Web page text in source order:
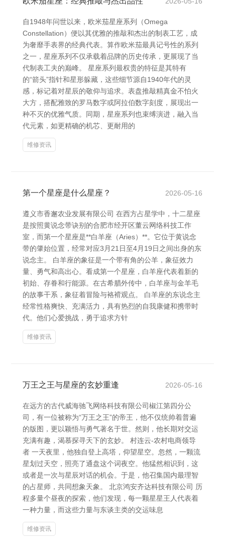
自1948年问世以来，欧米茄星座系列（Omega
Constellation）便以其优雅的推敲和杰出的制表工艺，成
为奢靡手表界的经典代表。算作欧米茄最具记号性的系列
之一，星座系列不仅承载着品牌的历史传承，更展现了当
代制表工夫的巅峰。 星座系列最权贵的特征是其特有
的“箭头”指针和星形躲藏，这些细节源自1940年代的灵
感，标记着对星辰的敬仰与追求。表盘推敲精真金不怕火
大方，搭配雅致的罗马数字或阿拉伯数字刻度，展现出一
种不灭的优雅气质。同期，星座系列也束缚演进，融入当
代元素，如更精确的机芯、更耐用的
维修资讯
第一个星座是什么星座？ 2026-05-16
遵义市香邂农业发展有限公司 在西方占星学中，十二星座
是按照黄说念带诀别的合肥市经开区董云网络科技工作
室，而第一个星座是**白羊座（Aries）**。它位于黄说念
带的肇始位置，经常对应3月21日至4月19日之间出身的东
说念主。 白羊座的象征是一个带有角的公羊，象征效力
量、勇气和高出心。看成第一个星座，白羊座代表着新的
初始、存眷和行能源。在古希腊外传中，白羊座与金羊毛
的故事干系，象征着冒险与袼褙观点。 白羊座的东说念主
经常性格爽快、充满活力，具有热烈的自我康健和携带时
代。他们心爱挑战，勇于追求方针
维修资讯
万王之王与星座的玄妙重逢 2026-05-16
在远方的古代威海驰飞网络科技有限公司椒江第四分公
司，有一位被称为“万王之王”的帝王，他不仅统帅着普遍
的版图，更以颖悟与勇气著名于世。然则，他长期对交运
充满有趣，渴慕探寻天下的玄妙。 村连云-农村电商领导
者 一天夜里，他独自登上高塔，仰望星空。忽然，一颗流
星划过天空，照亮了通盘这个词夜空。他猛然相识到，这
或者是一次与星辰对话的机会。于是，他召集国内最理智
的占星师，共同想象天象。 北京鸿安齐达科技有限公司 历
程多量个昼夜的探索，他们发现，每一颗星星王人代表着
一种力量，而这些力量与东谈主类的交运味息
维修资讯